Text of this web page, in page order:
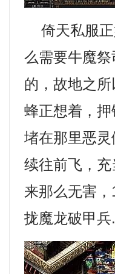
倚天私服正
么需要牛魔
的，故地之
蜂正想着，
堵在那里恶
续往前飞，
来那么无害
拢魔龙破甲兵.